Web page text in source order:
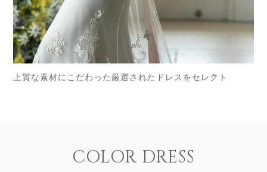
上質な素材にこだわった厳選されたドレスをセレクト
COLOR DRESS